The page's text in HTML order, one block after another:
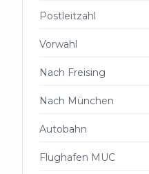
Postleitzahl
Vorwahl
Nach Freising
Nach München
Autobahn
Flughafen MUC